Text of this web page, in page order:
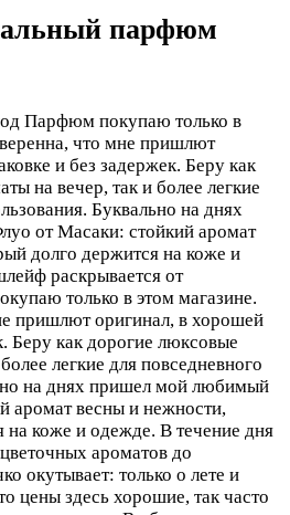
парфюм
Парфюм покупаю только в
что мне пришлют
и без задержек. Беру как
на вечер, так и более легкие
Буквально на днях
от Масаки: стойкий аромат
долго держится на коже и
раскрывается от
только в этом магазине.
пришлют оригинал, в хорошей
Беру как дорогие люксовые
легкие для повседневного
на днях пришел мой любимый
аромат весны и нежности,
на коже и одежде. В течение дня
ароматов до
окутывает: только о лете и
цены здесь хорошие, так часто